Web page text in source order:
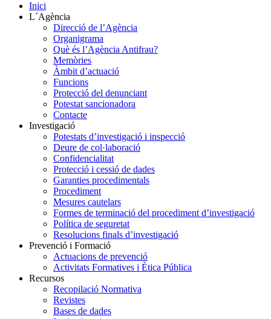
Inici
L´Agència
Direcció de l’Agència
Organigrama
Què és l’Agència Antifrau?
Memòries
Àmbit d’actuació
Funcions
Protecció del denunciant
Potestat sancionadora
Contacte
Investigació
Potestats d’investigació i inspecció
Deure de col·laboració
Confidencialitat
Protecció i cessió de dades
Garanties procedimentals
Procediment
Mesures cautelars
Formes de terminació del procediment d’investigació
Política de seguretat
Resolucions finals d’investigació
Prevenció i Formació
Actuacions de prevenció
Activitats Formatives i Ètica Pública
Recursos
Recopilació Normativa
Revistes
Bases de dades